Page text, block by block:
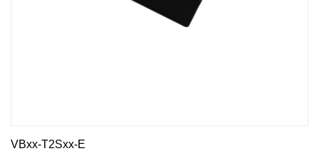
VBxx-T2Sxx-E